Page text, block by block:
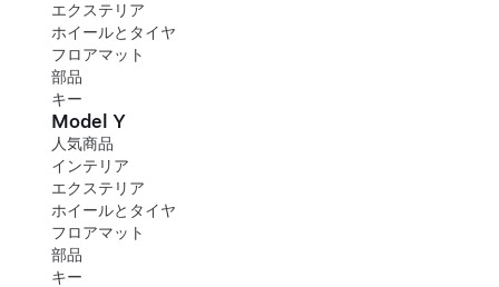
エクステリア
ホイールとタイヤ
フロアマット
部品
キー
Model Y
人気商品
インテリア
エクステリア
ホイールとタイヤ
フロアマット
部品
キー